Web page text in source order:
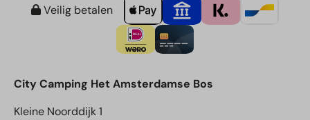
Veilig betalen
City Camping Het Amsterdamse Bos
Kleine Noorddijk 1